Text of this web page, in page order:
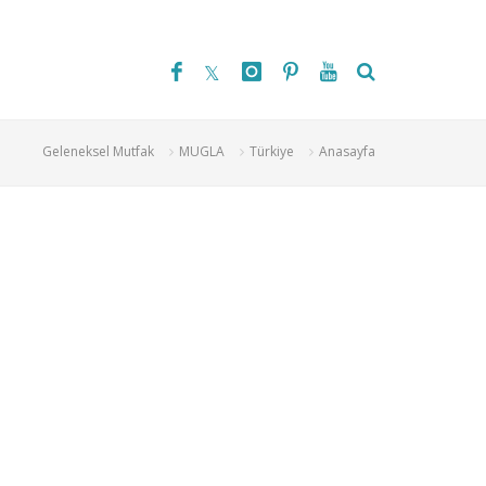
Geleneksel Mutfak MUGLA Türkiye Anasayfa